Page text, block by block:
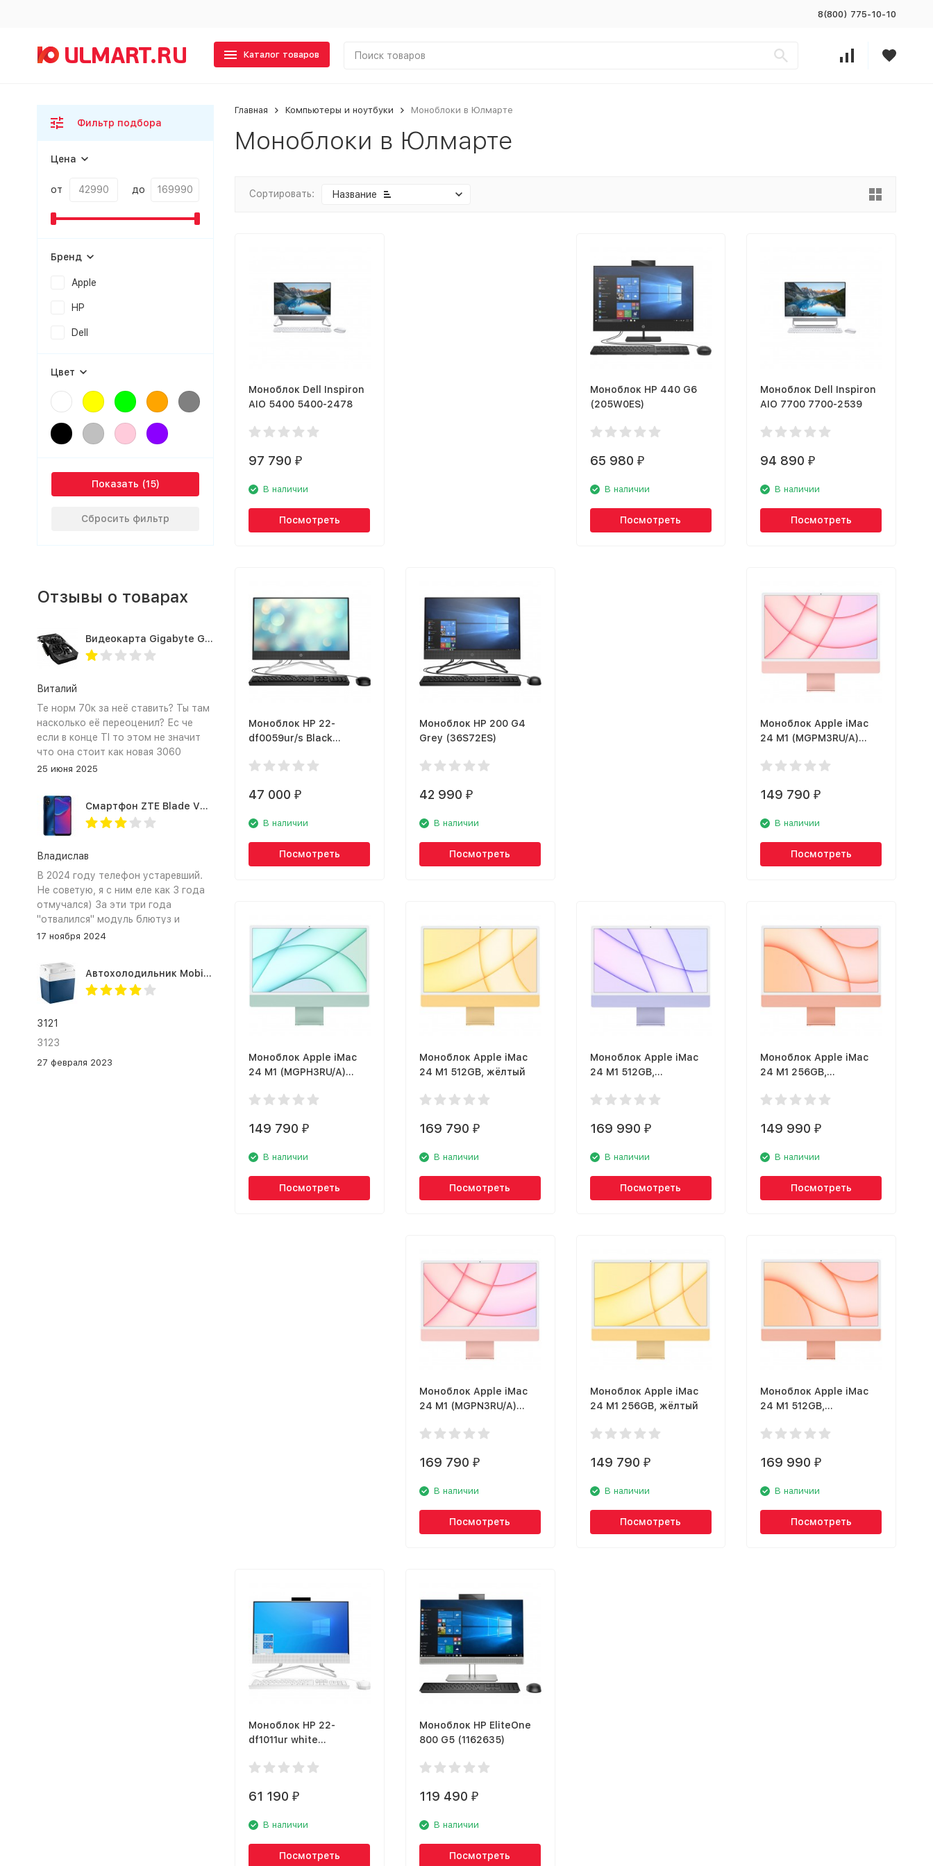
8(800) 775-10-10
Каталог товаров
Главная Компьютеры и ноутбуки Моноблоки в Юлмарте
Моноблоки в Юлмарте
Сортировать: Название
Моноблок Dell Inspiron
AIO 5400 5400-2478
97 790 ₽
В наличии
Посмотреть
Моноблок HP 440 G6
(205W0ES)
65 980 ₽
В наличии
Посмотреть
Моноблок Dell Inspiron
AIO 7700 7700-2539
94 890₽
В наличии
Посмотреть
Моноблок HP 22-
df0059ur/s Black
47 000 ₽
В наличии
Посмотреть
Моноблок HP 200 G4
Grey (36S72ES)
42 990 ₽
В наличии
Посмотреть
Моноблок Apple iMac
24 M1 (MGPM3RU/A)
149 790₽
В наличии
Посмотреть
Моноблок Apple iMac
24 M1 (MGPH3RU/A)
149 790 ₽
В наличии
Посмотреть
Моноблок Apple iMac
24 M1 512GB, жёлтый
169 790 ₽
В наличии
Посмотреть
Моноблок Apple iMac
24 M1 512GB,
169 990 ₽
В наличии
Посмотреть
Моноблок Apple iMac
24 M1 256GB,
149 990₽
В наличии
Посмотреть
Моноблок Apple iMac
24 M1 (MGPN3RU/A)
169 790 ₽
В наличии
Посмотреть
Моноблок Apple iMac
24 M1 256GB, жёлтый
149 790 ₽
В наличии
Посмотреть
Моноблок Apple iMac
24 M1 512GB,
169 990₽
В наличии
Посмотреть
Моноблок HP 22-
df1011ur white
61 190 ₽
В наличии
Посмотреть
Моноблок HP EliteOne
800 G5 (1162635)
119 490 ₽
В наличии
Посмотреть
Фильтр подбора
Цена
от до
Бренд
Apple
HP
Dell
Цвет
Показать
Сбросить фильтр
Отзывы о товарах
Видеокарта Gigabyte GTX1660TI 6GB (GV-N166TOC-6GD 1.0A)
Виталий
Те норм 70к за неё ставить? Ты там
насколько её переоценил? Ес че
если в конце TI то этом не значит
что она стоит как новая 3060
25 июня 2025
Смартфон ZTE Blade V2020 Smart 64 Гб синий
Владислав
В 2024 году телефон устаревший.
Не советую, я с ним еле как 3 года
отмучался) За эти три года
"отвалился" модуль блютуз и
сканер отпечатка пальца
17 ноября 2024
Автохолодильник Mobicool MV26 AC/DC
3121
3123
27 февраля 2023